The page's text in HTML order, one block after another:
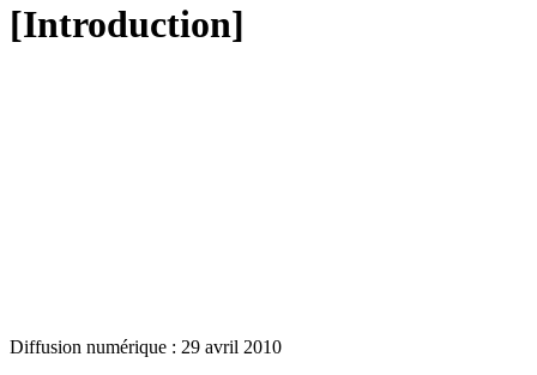
[Introduction]
Diffusion numérique : 29 avril 2010